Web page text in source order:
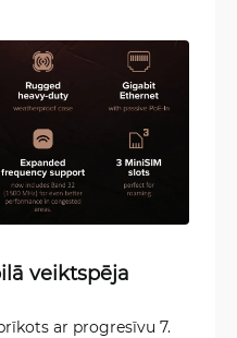
veiktspēja
ar progresīvu 7.